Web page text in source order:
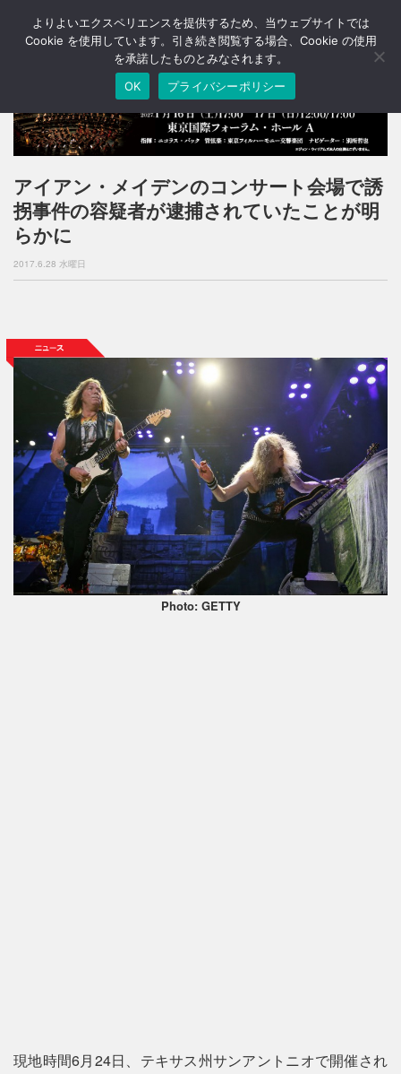
T
o
a
v
i
g
a
n
アイアン・メイデンのコンサート会場で誘
拐事件の容疑者が逮捕されていたことが明
らかに
2017.6.28 水曜日
Photo: GETTY
現地時間6月24日、テキサス州サンアントニオで開催され
よりよいエクスペリエンスを提供するため、当ウェブサイトでは
Cookie を使用しています。引き続き閲覧する場合、Cookie の使用
を承諾したものとみなされます。
OK
プライバシーポリシー